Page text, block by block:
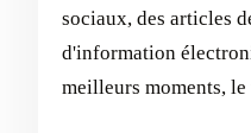
sociaux, des articles
d'information
meilleurs moments,